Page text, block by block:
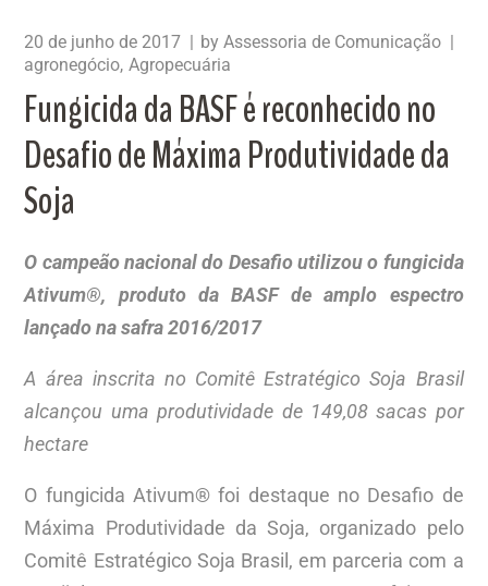
20 de junho de 2017 byAssessoria de Comunicação
agronegócio Agropecuária
Fungicida da BASF é reconhecido no
Desafio de Máxima Produtividade da
Soja
O campeão nacional do Desafio utilizou o fungicida
Ativum®, produto da BASF de amplo espectro
lançado na safra 2016/2017
A área inscrita no Comitê Estratégico Soja Brasil
alcançou uma produtividade de 149,08 sacas por
hectare
O fungicida Ativum® foi destaque no Desafio de
Máxima Produtividade da Soja, organizado pelo
Comitê Estratégico Soja Brasil, em parceria com a